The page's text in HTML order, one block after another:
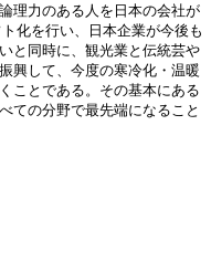
理力のある人を日本の会社が
化を行い、日本企業が今後も
と同時に、観光業と伝統芸や
興して、今度の寒冷化・温暖
ことである。その基本にある
ての分野で最先端になること